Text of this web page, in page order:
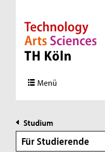
Direkt zur Hauptnavigation
Direkt zur Subnavigation
Direkt zum Inhalt
Direkt zum Fußbereich
Menü
Studium
Für Studierende